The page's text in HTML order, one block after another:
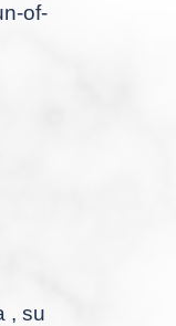
of-
, su